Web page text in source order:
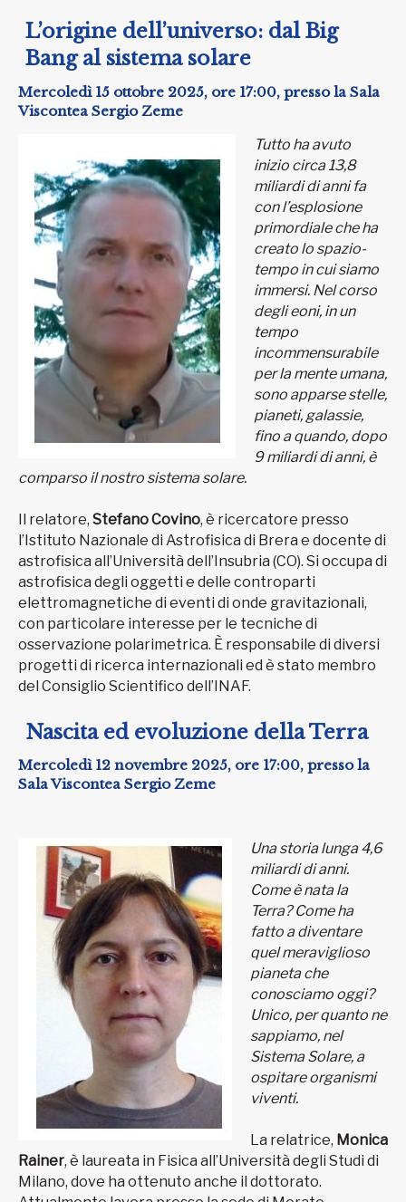
L’origine dell’universo: dal Big
Bang al sistema solare
Mercoledì 15 ottobre 2025, ore 17:00, presso la Sala
Viscontea Sergio Zeme
Tutto ha avuto
inizio circa 13,8
miliardi di anni fa
con l’esplosione
primordiale che ha
creato lo spazio-
tempo in cui siamo
immersi. Nel corso
degli eoni, in un
tempo
incommensurabile
per la mente umana,
sono apparse stelle,
pianeti, galassie,
fino a quando, dopo
9 miliardi di anni, è
comparso il nostro sistema solare.
Il relatore, Stefano Covino, è ricercatore presso
l’Istituto Nazionale di Astrofisica di Brera e docente di
astrofisica all’Università dell’Insubria (CO). Si occupa di
astrofisica degli oggetti e delle controparti
elettromagnetiche di eventi di onde gravitazionali,
con particolare interesse per le tecniche di
osservazione polarimetrica. È responsabile di diversi
progetti di ricerca internazionali ed è stato membro
del Consiglio Scientifico dell’INAF.
Nascita ed evoluzione della Terra
Mercoledì 12 novembre 2025, ore 17:00, presso la
Sala Viscontea Sergio Zeme
Una storia lunga 4,6
miliardi di anni.
Come è nata la
Terra? Come ha
fatto a diventare
quel meraviglioso
pianeta che
conosciamo oggi?
Unico, per quanto ne
sappiamo, nel
Sistema Solare, a
ospitare organismi
viventi.
La relatrice, Monica
Rainer, è laureata in Fisica all’Università degli Studi di
Milano, dove ha ottenuto anche il dottorato.